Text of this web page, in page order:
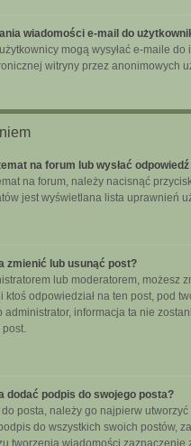
wiadomości e-mail do
mogą wysyłać e-maile
witryny przez anonimowych
na forum lub wysłać
na forum, należy nacisnąć
jest wyświetlana lista uprawnień
zmienić lub usunąć post?
lub moderatorem, możesz
odpowiedział na ten post, pod
administrator, informacja ta nie
post.
dodać podpis do swojego posta?
posta, należy go najpierw
do wszystkich swoich postów,
tworzenia wiadomości zaznaczenie